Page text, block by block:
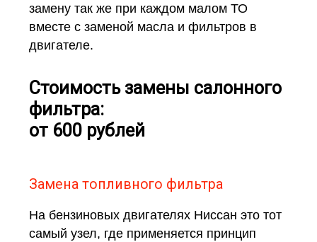
замену так же при каждом малом ТО
вместе с заменой масла и фильтров в
двигателе.
Стоимость замены салонного
фильтра:
от 600 рублей
Замена топливного фильтра
На бензиновых двигателях Ниссан это тот
самый узел, где применяется принцип